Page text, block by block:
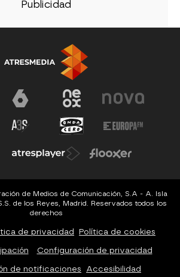
de Medios de Comunicación, S.A - A. Isla
de los Reyes, Madrid. Reservados todos los
derechos
de privacidad Política de cookies
Configuración de privacidad
de notificaciones Accesibilidad